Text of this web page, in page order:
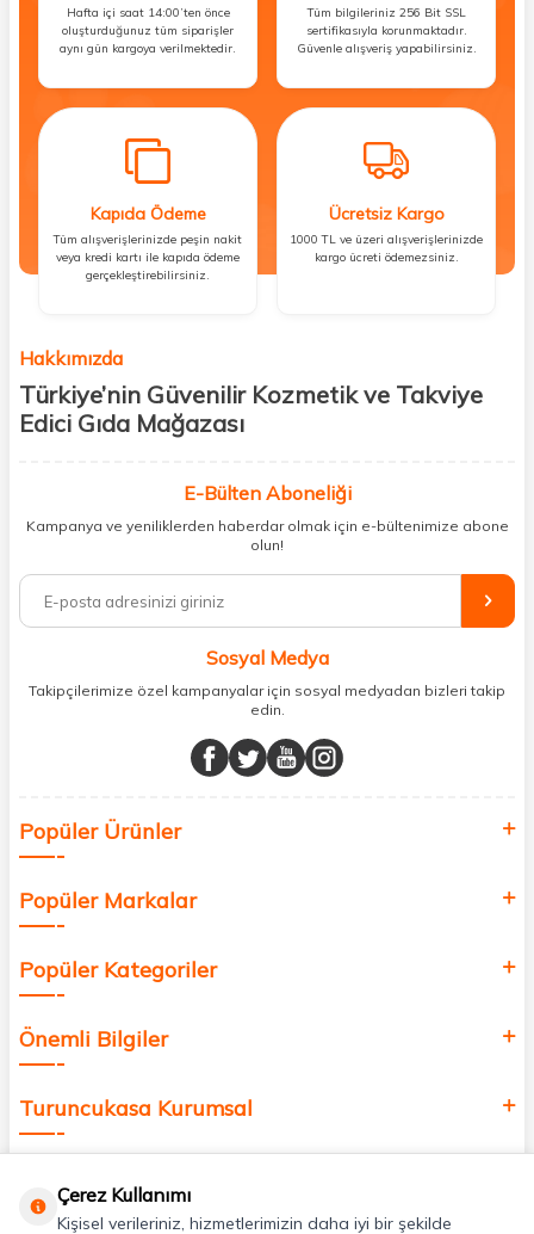
Hafta içi saat 14:00’ten önce
oluşturduğunuz tüm siparişler
aynı gün kargoya verilmektedir.
Tüm bilgileriniz 256 Bit SSL
sertifikasıyla korunmaktadır.
Güvenle alışveriş yapabilirsiniz.
Kapıda Ödeme
Tüm alışverişlerinizde peşin nakit
veya kredi kartı ile kapıda ödeme
gerçekleştirebilirsiniz.
Ücretsiz Kargo
1000 TL ve üzeri alışverişlerinizde
kargo ücreti ödemezsiniz.
Hakkımızda
Türkiye’nin Güvenilir Kozmetik ve Takviye
Edici Gıda Mağazası
kişisel bakım hem de takviye edici gıda ürünlerini sizlerle
buluşturuyoruz. Artık mağaza mağaza dolaşmanıza gerek yok;
ihtiyacınız olan her şeyi tek bir çatı altında topluyor ve kapınıza kadar
%100 orijinal kozmetik ve sağlık ürünleriyle güzelliğinizi tamamlayabilir,
vücudunuzu desteklemek için güvenilir takviye edici gıdalara
minerallere kadar binlerce ürünü uygun fiyat ve hızlı kargo avantajıyla
sunuyoruz.
buluşturuyor ve online alışveriş deneyiminizi en iyi hale getiriyoruz.
Sağlık, güzellik ve iyi yaşam için aradığınız her şey burada!
değer katmak için bize katılın!
E-Bülten Aboneliği
Kampanya ve yeniliklerden haberdar olmak için e-bültenimize abone
olun!
Sosyal Medya
Takipçilerimize özel kampanyalar için sosyal medyadan bizleri takip
edin.
Popüler Ürünler
Popüler Markalar
Popüler Kategoriler
Önemli Bilgiler
Turuncukasa Kurumsal
Çerez Kullanımı
Kişisel verileriniz, hizmetlerimizin daha iyi bir şekilde